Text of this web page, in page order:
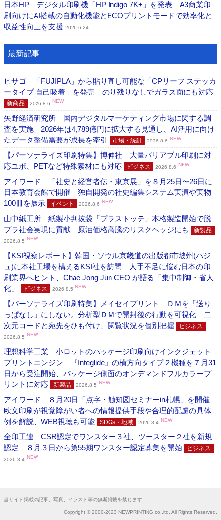
日本HP デジタル印刷機「HP Indigo 7K+」を発表 A3商業印
刷向けにAI搭載の自動化機能とECOプリントモードで効率化と
収益性向上を支援 2026.6.24
最新記事
ヒサゴ 「FUJIPLA」から貼り直し可能な「CPリーフ ステッカ
ータイプ 自己吸着」を発売 のり残りなしでガラス面にも対応
新商品 2026.8.6 NEW
矢野経済研究所 国内デジタルマーケティング市場に関する調
査を実施 2026年は4,789億円に拡大する見通し、AI活用に向け
たデータ整備需要が成長を牽引
市場・統計 2026.8.6 NEW
【パーソナライズ印刷特集】博伸社 大量バリアブル印刷に対
応ユポ、PETなど特殊素材にも対応
ビジネス 2026.8.6 NEW
アイワード 「社史と経営者伝・東京展」を８月25日〜26日に
日本教育会館で開催 独自開発の社史編集システム実演や実物
100冊を展示
イベント 2026.8.6 NEW
山中紙工所 紙製小判抜袋「プラストッテ」本格製造開始で脱
プラ社会実現に貢献 原油価格高騰のリスクヘッジにも
新製品
2026.8.5 NEW
【KSI視察レポート】韓国・ソウル京畿道の出版都市坡州(パジ
ュ)に本社工場を構えるKSI社を訪問 人手不足に悩む日本の印
刷業界へヒント、Chae Jong Jun CEO が語る「集中制御・省人
化」
ビジネス 2026.8.5 NEW
【パーソナライズ印刷特集】メイセイプリント ＤＭを「送り
っぱなし」にしない。分析型ＤＭで開封後の行動を可視化 二
次元コードと宛先をひも付け、閲覧状況を個別把握
ビジネス
2026.8.5 NEW
理想科学工業 小ロットのパッケージ印刷向けインクジェット
プリントエンジン 『Integlide』の横方向タイプ２機種を７月31
日から受注開始、パッケージ側面のオンデマンドフルカラープ
リントに対応
新製品 2026.8.5 NEW
アイワード ８月20日「点字・触知図セミナーin札幌」を開催
欧文印刷が視覚障がい者への情報提供手段や合理的配慮の具体
例を解説、WEB視聴も可能
SDGs・地域 2026.8.4 NEW
全印工連 CSR認定でワンスター３社、ツースター２社を新規
認定 ８月３日から第55期ワンスター認定募集を開始
ビジネス
2026.8.4 NEW
当サイト掲載の記事、写真、イラスト等の無断掲載を禁じます
Copyright © 2000-2023 NEWPRINTING co.,ltd. All Rights Reserved.